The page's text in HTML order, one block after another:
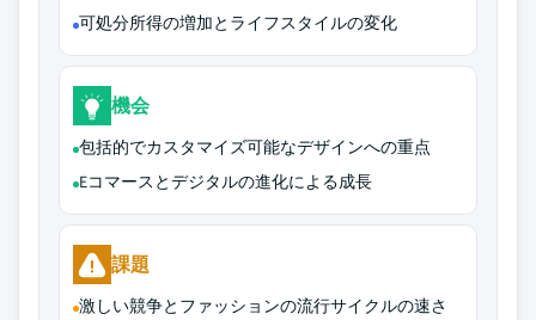
可処分所得の増加とライフスタイルの変化
機会
包括的でカスタマイズ可能なデザインへの重点
Eコマースとデジタルの進化による成長
課題
激しい競争とファッションの流行サイクルの速さ